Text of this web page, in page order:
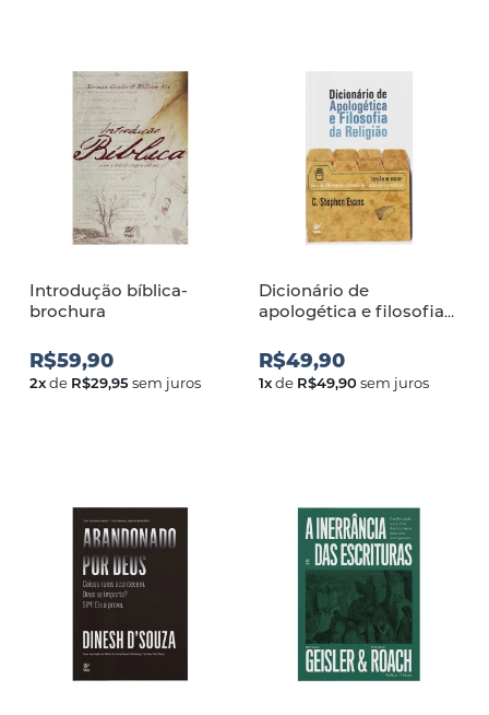
Introdução bíblica-
brochura
R$59,90
2xde R$29,95sem juros
Dicionário de
apologética e filosofia
R$49,90
1xde R$49,90sem juros